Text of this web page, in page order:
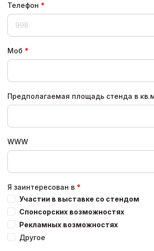
Телефон
Моб
Предполагаемая площадь стенда в
WWW
Я заинтересован в
Участии в выставке со стендом
Спонсорских возможностях
Рекламных возможностях
Другое